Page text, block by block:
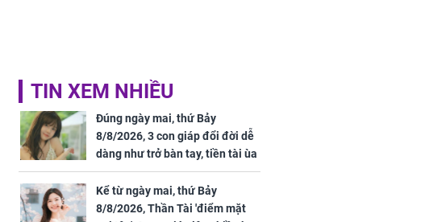
TIN XEM NHIỀU
Đúng ngày mai, thứ Bảy
8/8/2026, 3 con giáp đổi đời dễ
dàng như trở bàn tay, tiền tài ùa
tới, ngồi không lộc cũng đến,
phú quý theo tới già
Kể từ ngày mai, thứ Bảy
8/8/2026, Thần Tài 'điểm mặt